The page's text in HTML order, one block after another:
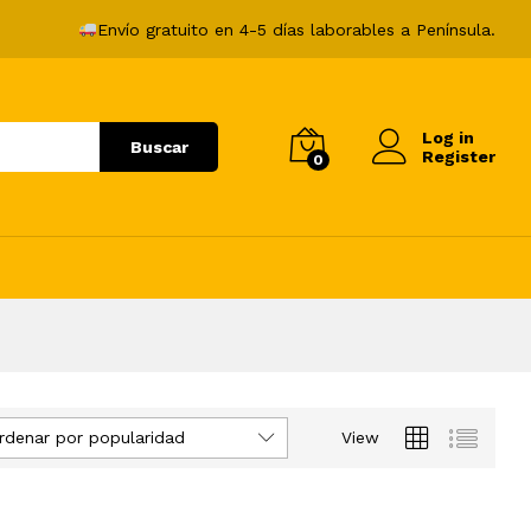
Envío gratuito en 4-5 días laborables a Península.
Buscar
0
Log in
Register
View
por popularidad